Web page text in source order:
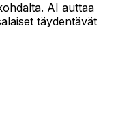
AI auttaa
täydentävät